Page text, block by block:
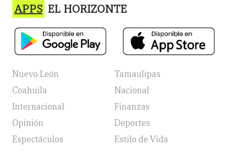
APPS EL HORIZONTE
Nuevo León
Tamaulipas
Coahuila
Nacional
Internacional
Finanzas
Opinión
Deportes
Espectáculos
Estilo de Vida